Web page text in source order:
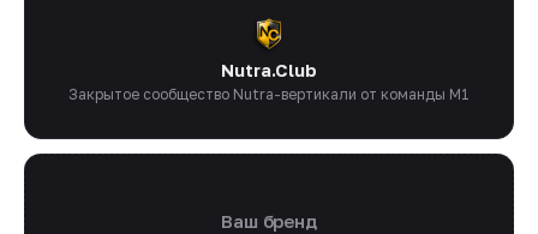
Nutra.Club
Закрытое сообщество Nutra-вертикали от команды M1
Ваш бренд